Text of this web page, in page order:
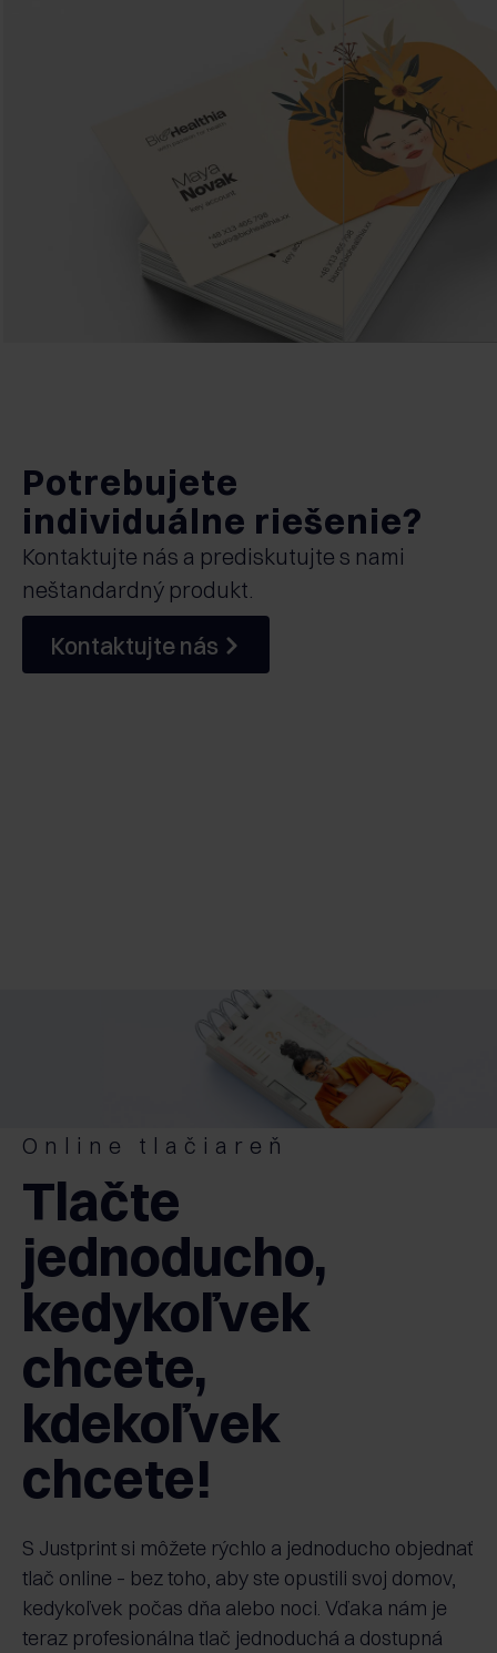
Potrebujete
individuálne riešenie?
Kontaktujte nás a prediskutujte s nami
neštandardný produkt.
Kontaktujte nás
Online tlačiareň
Tlačte
jednoducho,
kedykoľvek
chcete,
kdekoľvek
chcete!
S Justprint si môžete rýchlo a jednoducho objednať
tlač online – bez toho, aby ste opustili svoj domov,
kedykoľvek počas dňa alebo noci. Vďaka nám je
teraz profesionálna tlač jednoduchá a dostupná